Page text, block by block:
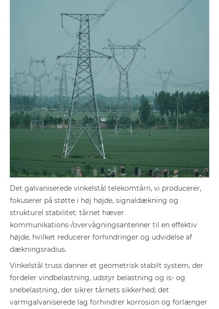
Det galvaniserede vinkelstål telekomtårn, vi producerer,
fokuserer på støtte i høj højde, signaldækning og
strukturel stabilitet: tårnet hæver
kommunikations-/overvågningsantenner til en effektiv
højde, hvilket reducerer forhindringer og udvidelse af
dækningsradius.
Vinkelstål truss danner et geometrisk stabilt system, der
fordeler vindbelastning, udstyr belastning og is- og
snebelastning, der sikrer tårnets sikkerhed; det
varmgalvaniserede lag forhindrer korrosion og forlænger